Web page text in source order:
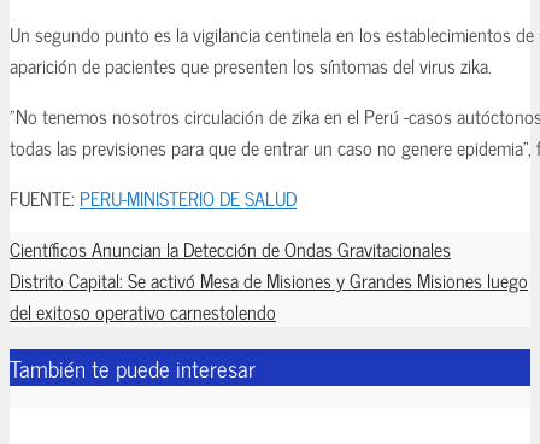
Un segundo punto es la vigilancia centinela en los establecimientos
aparición de pacientes que presenten los síntomas del virus zika.
"No tenemos nosotros circulación de zika en el Perú -casos
todas las previsiones para que de entrar un caso no genere epidemia",
FUENTE: PERU-MINISTERIO DE SALUD
Científicos Anuncian la Detección de Ondas Gravitacionales
Distrito Capital: Se activó Mesa de Misiones y Grandes Misiones luego
del exitoso operativo carnestolendo
También te puede interesar